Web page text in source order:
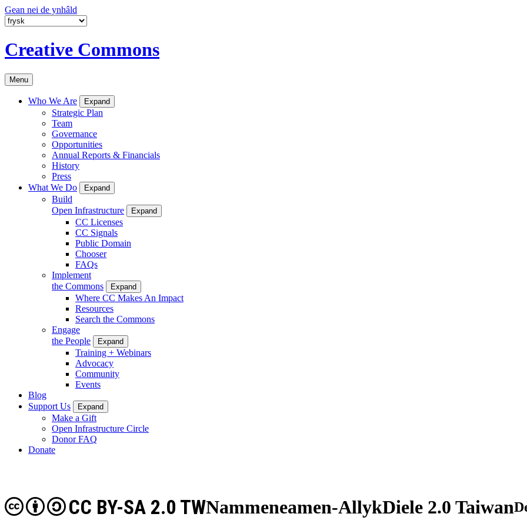
Gean nei de ynhâld
Creative Commons
Menu
Who We Are Expand
Strategic Plan
Team
Governance
Opportunities
Annual Reports & Financials
History
Press
What We Do
Expand
Build
Open Infrastructure
Expand
CC Licenses
CC Signals
Public Domain
Chooser
FAQs
Implement
the Commons
Expand
Where CC Makes An Impact
Resources
Search the Commons
Engage
the People
Expand
Training + Webinars
Advocacy
Community
Events
Blog
Support Us
Expand
Make a Gift
Open Infrastructure Circle
Donor FAQ
Donate
Nammeneamen-AllykDiele 2.0 Taiwan
CC BY-SA 2.0 TW